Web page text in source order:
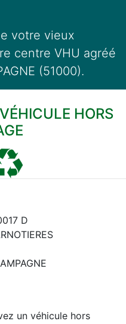
votre vieux
centre VHU agréé
(51000).
HORS
D
un véhicule hors